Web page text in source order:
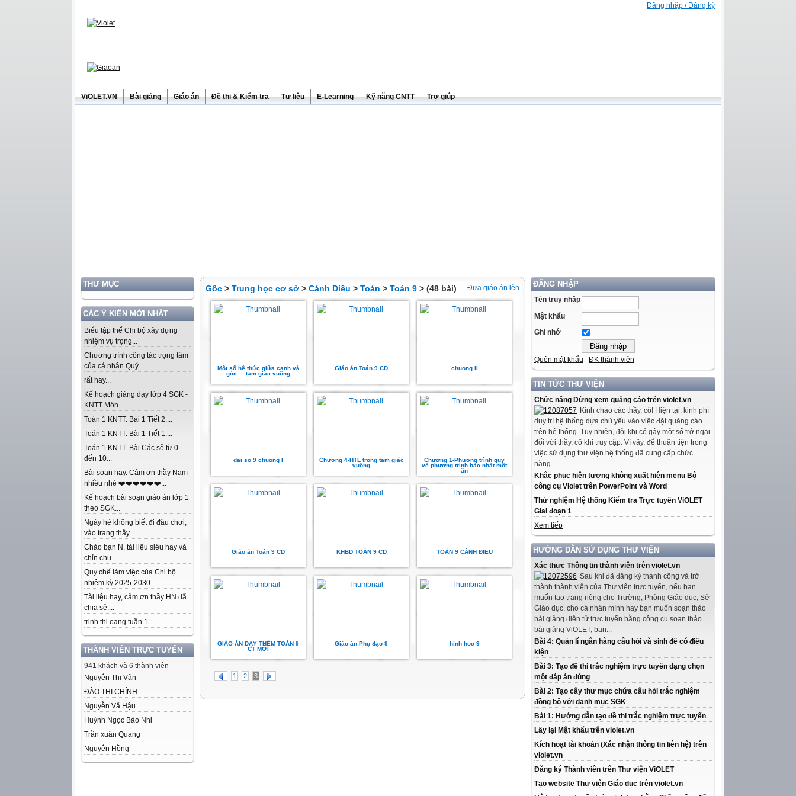
Đăng nhập / Đăng ký
ViOLET.VN Bài giảng Giáo án Đề thi & Kiểm tra Tư liệu E-Learning Kỹ năng CNTT Trợ giúp
THƯ MỤC
CÁC Ý KIẾN MỚI NHẤT
Biểu tập thể Chi bộ xây dựng
nhiệm vụ trọng...
Chương trình công tác trọng tâm
của cá nhân Quý...
rất hay...
Kế hoạch giảng dạy lớp 4 SGK -
KNTT Môn...
Toán 1 KNTT. Bài 1 Tiết 2....
Toán 1 KNTT. Bài 1 Tiết 1....
Toán 1 KNTT. Bài Các số từ 0
đến 10...
Bài soạn hay. Cảm ơn thầy Nam
nhiều nhé ❤️❤️❤️❤️❤️❤️...
Kế hoạch bài soạn giáo án lớp 1
theo SGK...
Ngày hè không biết đi đâu chơi,
vào trang thầy...
Chào bạn N, tài liệu siêu hay và
chỉn chu...
Quy chế làm việc của Chi bộ
nhiệm kỳ 2025-2030...
Tài liệu hay, cảm ơn thầy HN đã
chia sẻ....
trinh thi oang tuần 1 ...
THÀNH VIÊN TRỰC TUYẾN
941 khách và 6 thành viên
Nguyễn Thị Vân
ĐÀO THỊ CHÍNH
Nguyễn Vă Hậu
Huỳnh Ngọc Bảo Nhi
Trần xuân Quang
Nguyễn Hồng
ĐĂNG NHẬP
Tên truy nhập
Mật khẩu
Ghi nhớ
Quên mật khẩu ĐK thành viên
TIN TỨC THƯ VIỆN
Chức năng Dừng xem quảng cáo trên violet.vn
Kính chào các thầy, cô! Hiện tại, kinh phí
duy trì hệ thống dựa chủ yếu vào việc đặt quảng cáo
trên hệ thống. Tuy nhiên, đôi khi có gây một số trở ngại
đối với thầy, cô khi truy cập. Vì vậy, để thuận tiện trong
việc sử dụng thư viện hệ thống đã cung cấp chức
năng...
Khắc phục hiện tượng không xuất hiện menu Bộ
công cụ Violet trên PowerPoint và Word
Thử nghiệm Hệ thống Kiểm tra Trực tuyến ViOLET
Giai đoạn 1
Xem tiếp
HƯỚNG DẪN SỬ DỤNG THƯ VIỆN
Xác thực Thông tin thành viên trên violet.vn
Sau khi đã đăng ký thành công và trở
thành thành viên của Thư viện trực tuyến, nếu bạn
muốn tạo trang riêng cho Trường, Phòng Giáo dục, Sở
Giáo dục, cho cá nhân mình hay bạn muốn soạn thảo
bài giảng điện tử trực tuyến bằng công cụ soạn thảo
bài giảng ViOLET, bạn...
Bài 4: Quản lí ngân hàng câu hỏi và sinh đề có điều
kiện
Bài 3: Tạo đề thi trắc nghiệm trực tuyến dạng chọn
một đáp án đúng
Bài 2: Tạo cây thư mục chứa câu hỏi trắc nghiệm
đồng bộ với danh mục SGK
Bài 1: Hướng dẫn tạo đề thi trắc nghiệm trực tuyến
Lấy lại Mật khẩu trên violet.vn
Kích hoạt tài khoản (Xác nhận thông tin liên hệ) trên
violet.vn
Đăng ký Thành viên trên Thư viện ViOLET
Tạo website Thư viện Giáo dục trên violet.vn
Đưa giáo án lên
Gốc > Trung học cơ sở > Cánh Diều > Toán > Toán 9 > (48 bài)
Một số hệ thức giữa cạnh và
góc ... tam giác vuông
Giáo án Toán 9 CD chuong II
dai so 9 chuong I
Chương 4-HTL trong tam giác
vuông
Chương 1-Phương trình quy
về phương trình bậc nhất một
ẩn
Giáo án Toán 9 CD KHBD TOÁN 9 CD TOÁN 9 CÁNH ĐIỀU
GIÁO ÁN DẠY THÊM TOÁN 9
CT MỚI
Giáo án Phụ đạo 9 hinh hoc 9
1 2 3